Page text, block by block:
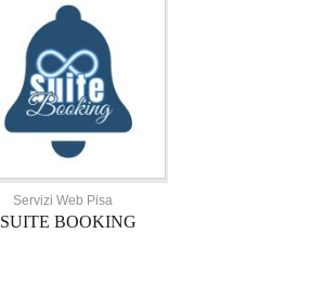
Servizi Web Pisa
SUITE BOOKING